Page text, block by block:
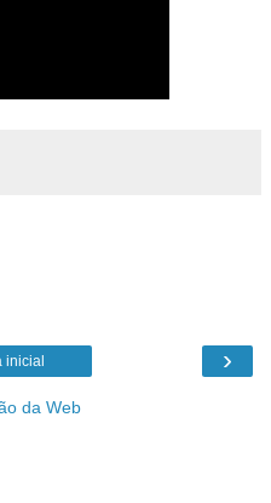
›
inicial
da Web